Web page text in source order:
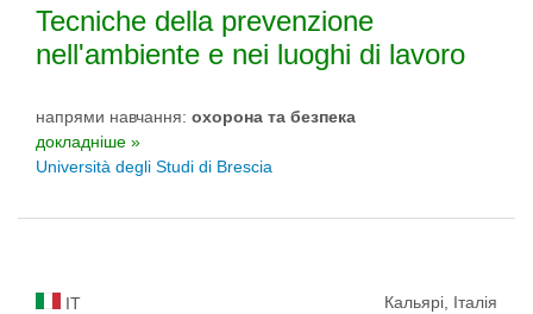
Tecniche della prevenzione
nell'ambiente e nei luoghi di lavoro
напрями навчання: охорона та безпека
докладніше »
Università degli Studi di Brescia
IT Кальярі, Італія